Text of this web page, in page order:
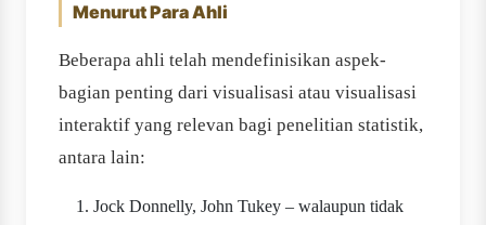
Menurut Para Ahli
Beberapa ahli telah mendefinisikan aspek-
bagian penting dari visualisasi atau visualisasi
interaktif yang relevan bagi penelitian statistik,
antara lain:
Jock Donnelly, John Tukey – walaupun tidak